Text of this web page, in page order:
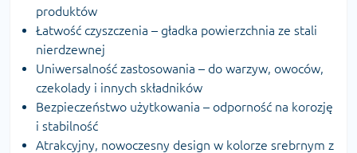
produktów
Łatwość czyszczenia – gładka powierzchnia ze stali
nierdzewnej
Uniwersalność zastosowania – do warzyw, owoców,
czekolady i innych składników
Bezpieczeństwo użytkowania – odporność na korozję
i stabilność
Atrakcyjny, nowoczesny design w kolorze srebrnym z